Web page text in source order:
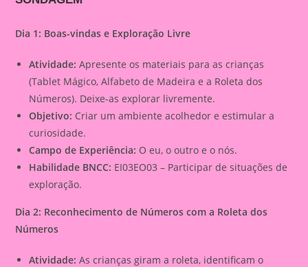
Dia 1: Boas-vindas e Exploração Livre
Atividade: Apresente os materiais para as crianças
(Tablet Mágico, Alfabeto de Madeira e a Roleta dos
Números). Deixe-as explorar livremente.
Objetivo: Criar um ambiente acolhedor e estimular a
curiosidade.
Campo de Experiência: O eu, o outro e o nós.
Habilidade BNCC: EI03EO03 – Participar de situações de
exploração.
Dia 2: Reconhecimento de Números com a Roleta dos
Números
Atividade: As crianças giram a roleta, identificam o